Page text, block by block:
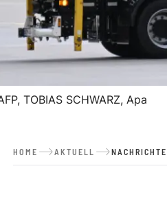
TOBIAS SCHWARZ, Apa
HOME AKTUELL